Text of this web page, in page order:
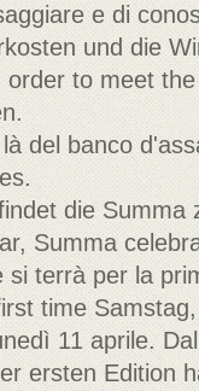
e di
und die
order to meet
del banco
die Summa
Summa
si terrà per la
time
11 aprile.
ersten Edition